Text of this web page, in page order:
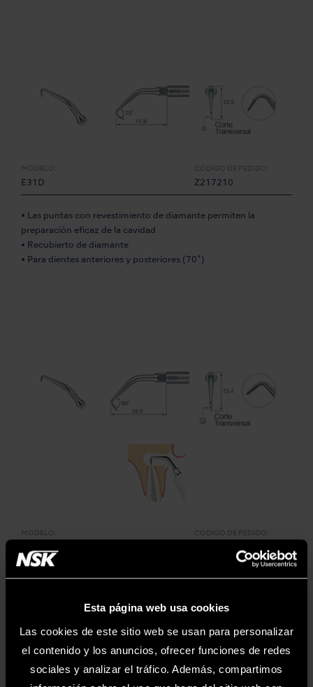
Esta página web usa cookies
Las cookies de este sitio web se usan para personalizar
el contenido y los anuncios, ofrecer funciones de redes
sociales y analizar el tráfico. Además, compartimos
MODELO:
E31D
CÓDIGO DE PEDIDO:
Z217210
• Las puntas con revestimiento de diamante permiten la
preparación eficaz de la cavidad
• Recubierto de diamante
• Para dientes anteriores y posteriores (70˚)
MODELO: CÓDIGO DE PEDIDO:
• Las puntas con revestimiento de diamante permiten la
• Recubierto de diamante